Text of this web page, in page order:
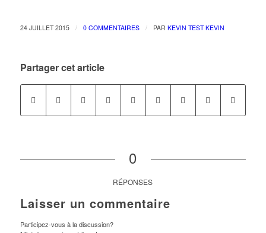
24 JUILLET 2015 / 0 COMMENTAIRES / PAR KEVIN TEST KEVIN
Partager cet article
0
RÉPONSES
Laisser un commentaire
Participez-vous à la discussion?